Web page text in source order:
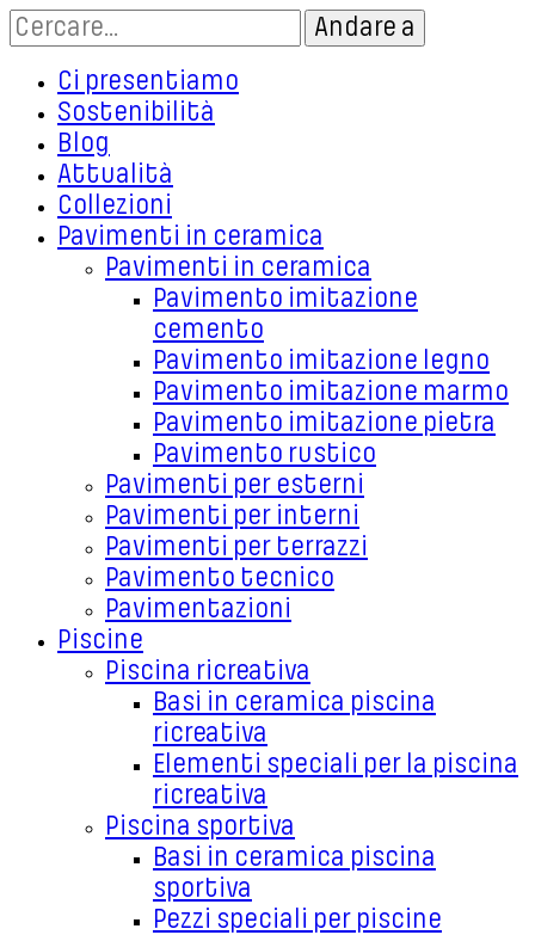
Ci presentiamo
Sostenibilità
Blog
Attualità
Collezioni
Pavimenti in ceramica
Pavimenti in ceramica
Pavimento imitazione
cemento
Pavimento imitazione legno
Pavimento imitazione marmo
Pavimento imitazione pietra
Pavimento rustico
Pavimenti per esterni
Pavimenti per interni
Pavimenti per terrazzi
Pavimento tecnico
Pavimentazioni
Piscine
Piscina ricreativa
Basi in ceramica piscina
ricreativa
Elementi speciali per la piscina
ricreativa
Piscina sportiva
Basi in ceramica piscina
sportiva
Pezzi speciali per piscine